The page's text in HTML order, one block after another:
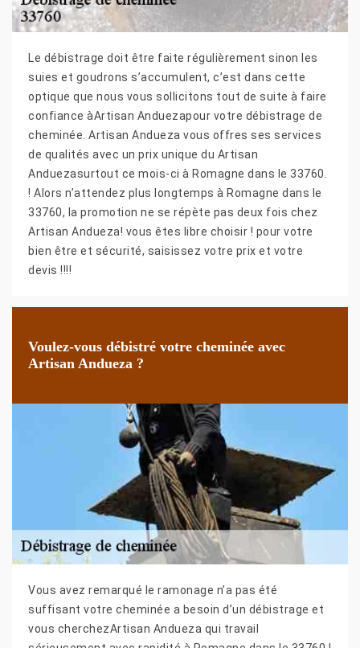
Le débistrage doit être faite régulièrement sinon les
suies et goudrons s’accumulent, c’est dans cette
optique que nous vous sollicitons tout de suite à faire
confiance àArtisan Anduezapour votre débistrage de
cheminée. Artisan Andueza vous offres ses services
de qualités avec un prix unique du Artisan
Anduezasurtout ce mois-ci à Romagne dans le 33760.
! Alors n’attendez plus longtemps à Romagne dans le
33760, la promotion ne se répète pas deux fois chez
Artisan Andueza! vous êtes libre choisir ! pour votre
bien être et sécurité, saisissez votre prix et votre
devis !!!!
Voulez-vous débistré votre cheminée avec
Artisan Andueza ?
Vous avez remarqué le ramonage n’a pas été
suffisant votre cheminée a besoin d’un débistrage et
vous cherchezArtisan Andueza qui travail